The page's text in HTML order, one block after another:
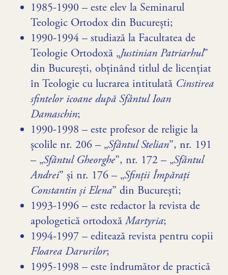
1985-1990 – este elev la Seminarul
Teologic Ortodox din București;
1990-1994 – studiază la Facultatea de
Teologie Ortodoxă „Justinian Patriarhul”
din București, obținând titlul de licențiat
în Teologie cu lucrarea intitulată Cinstirea
sfintelor icoane după Sfântul Ioan
Damaschin;
1990-1998 – este profesor de religie la
școlile nr. 206 – „Sfântul Stelian”, nr. 191
– „Sfântul Gheorghe”, nr. 172 – „Sfântul
Andrei” și nr. 176 – „Sfinții Împărați
Constantin și Elena” din București;
1993-1996 – este redactor la revista de
apologetică ortodoxăMartyria;
1994-1997 – editează revista pentru copii
Floarea Darurilor;
1995-1998 – este îndrumător de practică